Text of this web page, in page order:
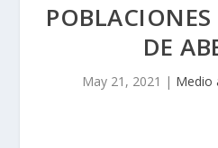
DE
May 21, 2021 | Medio